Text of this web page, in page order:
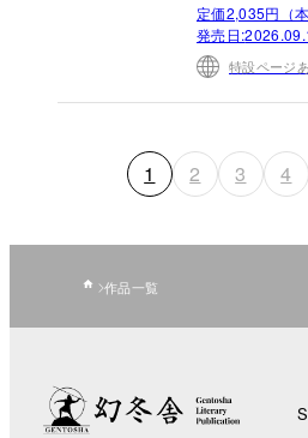
定価2,035円（
発売日:
特設ページ
1 2 3 4
作品一覧